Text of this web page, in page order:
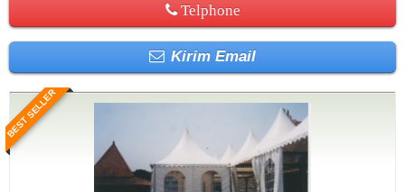
Telphone
Kirim Email
BEST SELLER